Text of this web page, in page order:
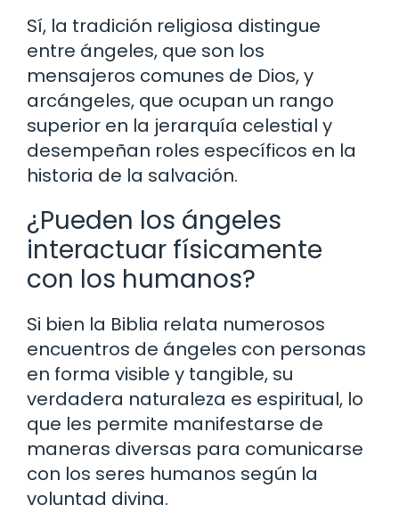
Sí, la tradición religiosa distingue
entre ángeles, que son los
mensajeros comunes de Dios, y
arcángeles, que ocupan un rango
superior en la jerarquía celestial y
desempeñan roles específicos en la
historia de la salvación.
¿Pueden los ángeles
interactuar físicamente
con los humanos?
Si bien la Biblia relata numerosos
encuentros de ángeles con personas
en forma visible y tangible, su
verdadera naturaleza es espiritual, lo
que les permite manifestarse de
maneras diversas para comunicarse
con los seres humanos según la
voluntad divina.